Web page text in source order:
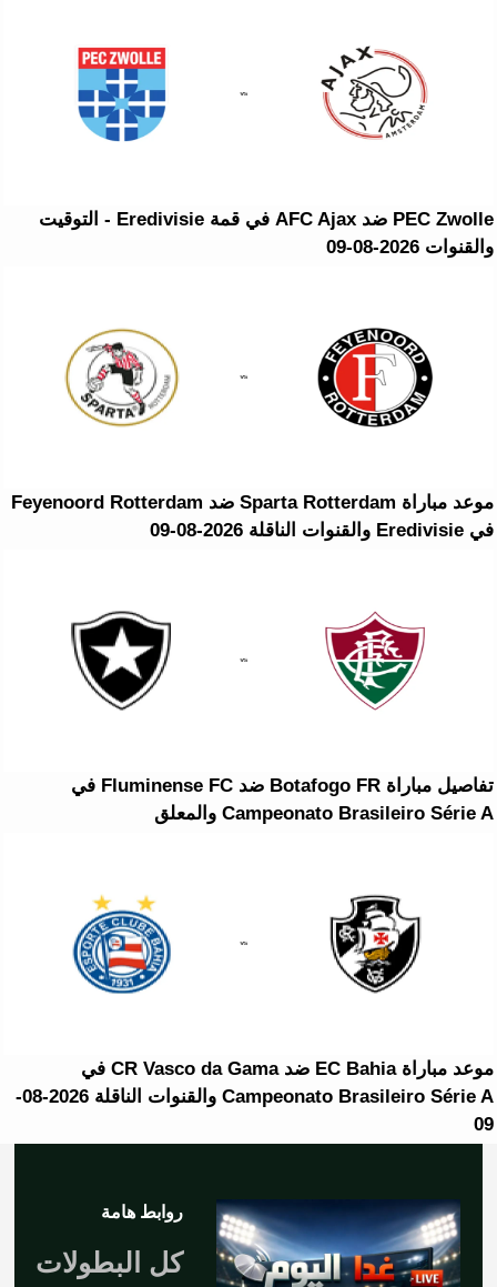
PEC Zwolle ضد AFC Ajax في قمة Eredivisie - التوقيت
والقنوات 2026-08-09
موعد مباراة Sparta Rotterdam ضد Feyenoord Rotterdam
في Eredivisie والقنوات الناقلة 2026-08-09
تفاصيل مباراة Botafogo FR ضد Fluminense FC في
Campeonato Brasileiro Série A والمعلق
موعد مباراة EC Bahia ضد CR Vasco da Gama في
Campeonato Brasileiro Série A والقنوات الناقلة 2026-08-
09
روابط هامة
كل البطولات